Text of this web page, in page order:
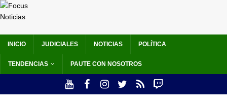
INICIO JUDICIALES NOTICIAS POLÍTICA
TENDENCIAS PAUTE CON NOSOTROS